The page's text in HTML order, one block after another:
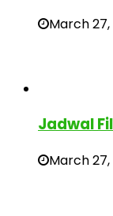
March 27,
Jadwal
March 27,